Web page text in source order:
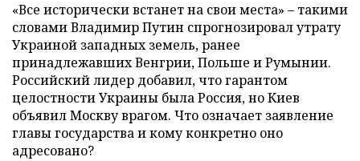
«Все исторически встанет на свои места» – такими
словами Владимир Путин спрогнозировал утрату
Украиной западных земель, ранее
принадлежавших Венгрии, Польше и Румынии.
Российский лидер добавил, что гарантом
целостности Украины была Россия, но Киев
объявил Москву врагом. Что означает заявление
главы государства и кому конкретно оно
адресовано?